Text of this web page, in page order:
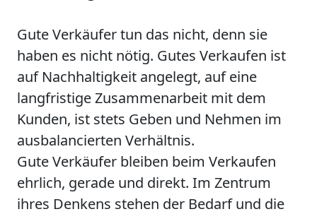
Gute Verkäufer tun das nicht, denn sie
haben es nicht nötig. Gutes Verkaufen ist
auf Nachhaltigkeit angelegt, auf eine
langfristige Zusammenarbeit mit dem
Kunden, ist stets Geben und Nehmen im
ausbalancierten Verhältnis.
Gute Verkäufer bleiben beim Verkaufen
ehrlich, gerade und direkt. Im Zentrum
ihres Denkens stehen der Bedarf und die